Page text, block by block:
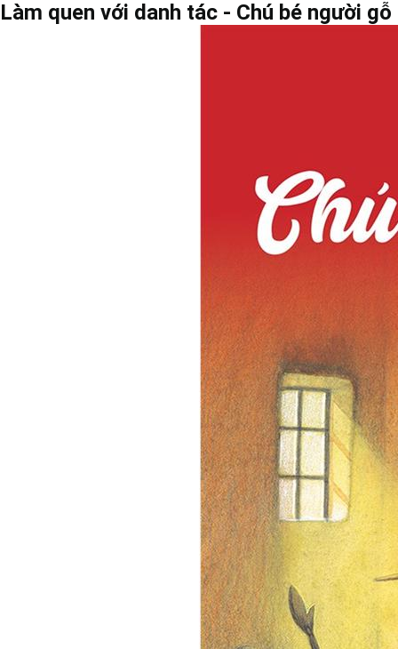
Làm quen với danh tác - Chú bé người gỗ